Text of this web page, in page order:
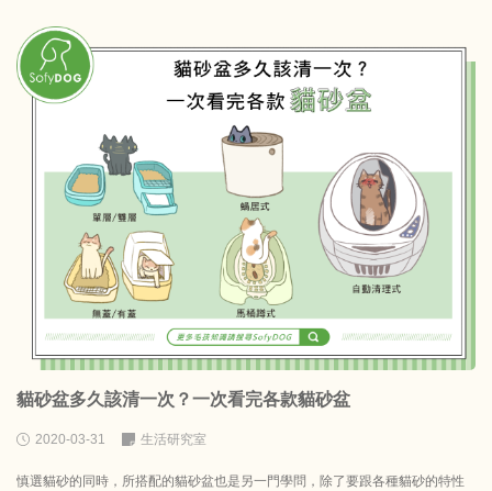
貓砂盆多久該清一次？一次看完各款貓砂盆
2020-03-31 生活研究室
慎選貓砂的同時，所搭配的貓砂盆也是另一門學問，除了要跟各種貓砂的特性